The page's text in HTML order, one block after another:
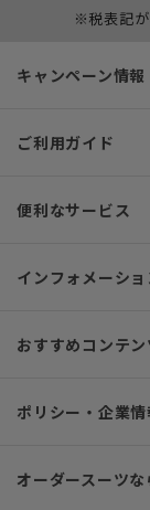
※税表記
キャンペーン情報
ご利用ガイド
便利なサービス
インフォメーショ
おすすめコンテン
ポリシー・企業情
オーダースーツ